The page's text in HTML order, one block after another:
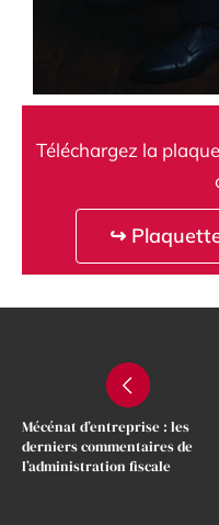
Téléchargez la
↪
Mécénat d’entreprise : les
derniers commentaires de
l’administration fiscale